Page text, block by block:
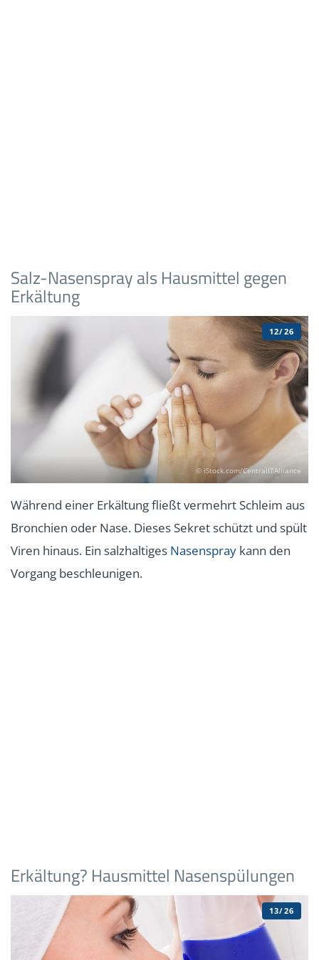
Salz-Nasenspray als Hausmittel gegen
Erkältung
© iStock.com/CentralITAlliance
12/26
Während einer Erkältung fließt vermehrt Schleim aus
Bronchien oder Nase. Dieses Sekret schützt und spült
Viren hinaus. Ein salzhaltiges Nasenspray kann den
Vorgang beschleunigen.
Erkältung? Hausmittel Nasenspülungen
13/26